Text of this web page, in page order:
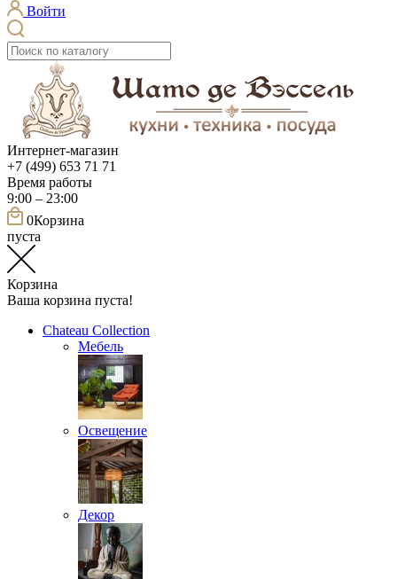
Войти
Интернет-магазин
+7 (499) 653 71 71
Время работы
9:00 – 23:00
0Корзина
пуста
Корзина
Ваша корзина пуста!
Chateau Collection
Мебель
Освещение
Декор